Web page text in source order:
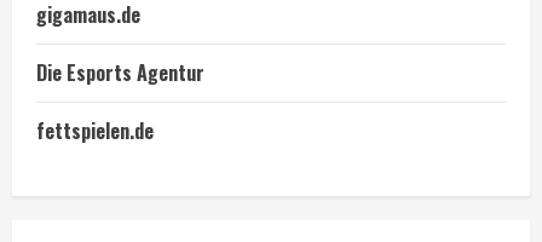
gigamaus.de
Die Esports Agentur
fettspielen.de